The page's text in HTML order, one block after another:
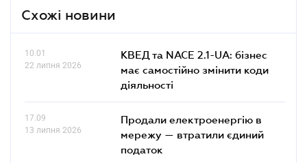
Схожі новини
10.01
22 липня 2026
КВЕД та NACE 2.1-UA: бізнес
має самостійно змінити коди
діяльності
17.09
13 липня 2026
Продали електроенергію в
мережу — втратили єдиний
податок